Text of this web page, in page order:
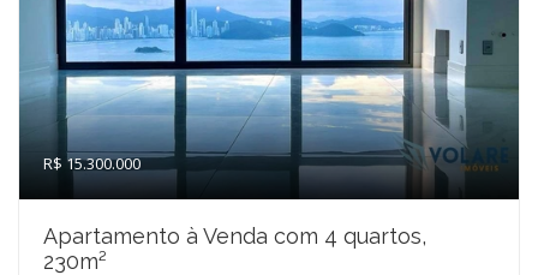
R$ 15.300.000
Apartamento à Venda com 4 quartos,
230m²